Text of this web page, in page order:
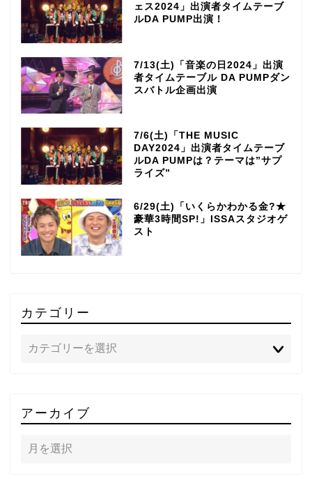
ェス2024」出演者タイムテーブ
ルDA PUMP出演！
7/13(土)「音楽の日2024」出演
者タイムテーブル DA PUMPダン
スバトル企画出演
7/6(土)「THE MUSIC
DAY2024」出演者タイムテーブ
ルDA PUMPは？テーマは”サプ
ライズ”
6/29(土)「いくらかわかる金?★
豪華3時間SP!」ISSAスタジオゲ
スト
カテゴリー
アーカイブ